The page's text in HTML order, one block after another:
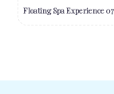
Floating Spa Experience